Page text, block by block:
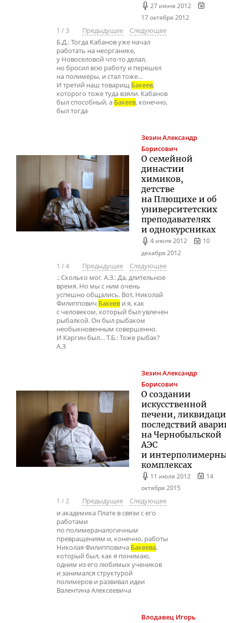
27 июня 2012
17 октября 2012
1 /3 Предыдущее
Следующее
Б.Д.: Тогда Кабанов уже начал
работать на неорганике,
у Новоселовой что-то делал,
но бросил всю работу и перешел
на полимеры, и стал тоже…
И третий наш товарищ Бакеев,
которого тоже туда взяли. Кабанов
был способный, а Бакеев, конечно,
был тогда
ЗезинАлександр
Борисович
О семейной
династии
химиков,
детстве
на Плющихе и об
университетских
преподавателях
и однокурсниках
4 июля 2012
10
декабря 2012
1 /4 Предыдущее
Следующее
.: Сколько мог. А.З.: Да, длительное
время. Но мы с ним очень
успешно общались. Вот, Николай
Филиппович Бакеев и я, как
с человеком, который был увлечен
рыбалкой. Он был рыбаком
необыкновенным совершенно.
И Каргин был… Т.Б.: Тоже рыбак?
А.З
ЗезинАлександр
Борисович
О создании
искусственной
печени,
последствий
на Чернобыльской
АЭС
и
комплексах
11 июля 2012
14
октября 2015
1 /2 Предыдущее
Следующее
и академика Плате в связи с его
работами
по полимераналогичным
превращениям и, конечно, работы
Николая Филипповича Бакеева,
который был, как я понимаю,
одним из его любимых учеников
и занимался структурой
полимеров и развивал идеи
Валентина Алексеевича
Влодавец Игорь